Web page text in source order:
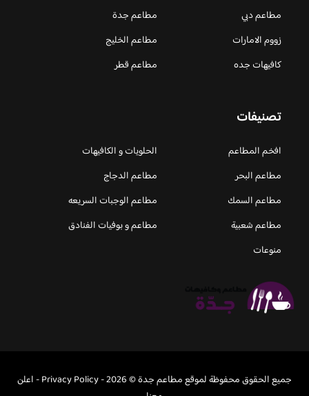
مطاعم دبي
مطاعم جدة
زووم الامارات
مطاعم الخليج
كافيهات جده
مطاعم قطر
تصنيفات
افخم المطاعم
الحلويات و الكافيهات ‎
مطاعم البحر
مطاعم الدجاج
مطاعم السمك
مطاعم الوجبات السريعه
مطاعم شعبية
مطاعم و بوفيات الفنادق
منوعات
جميع الحقوق محفوظة لموقع مطاعم جدة © 2026 - Privacy Policy
-اعلن